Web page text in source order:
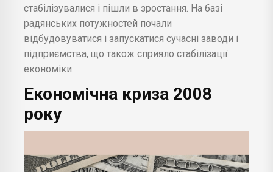
стабілізувалися і пішли в зростання. На базі
радянських потужностей почали
відбудовуватися і запускатися сучасні заводи і
підприємства, що також сприяло стабілізації
економіки.
Економічна криза 2008
року